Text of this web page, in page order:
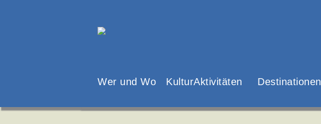
Wer und Wo KulturAktivitäten Destinationen